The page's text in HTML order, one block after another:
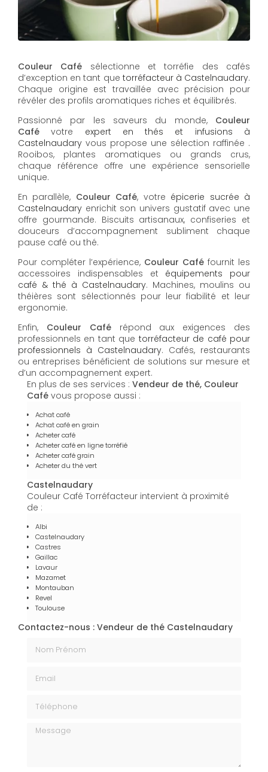
Couleur Café sélectionne et torréfie des cafés
d’exception en tant que torréfacteur à Castelnaudary.
Chaque origine est travaillée avec précision pour
révéler des profils aromatiques riches et équilibrés.
Passionné par les saveurs du monde, Couleur
Café votre expert en thés et infusions à
Castelnaudary vous propose une sélection raffinée .
Rooibos, plantes aromatiques ou grands crus,
chaque référence offre une expérience sensorielle
unique.
En parallèle, Couleur Café, votre épicerie sucrée à
Castelnaudary enrichit son univers gustatif avec une
offre gourmande. Biscuits artisanaux, confiseries et
douceurs d’accompagnement subliment chaque
pause café ou thé.
Pour compléter l’expérience, Couleur Café fournit les
accessoires indispensables et équipements pour
café & thé à Castelnaudary. Machines, moulins ou
théières sont sélectionnés pour leur fiabilité et leur
ergonomie.
Enfin, Couleur Caférépond aux exigences des
professionnels en tant que torréfacteur de café pour
professionnels à Castelnaudary. Cafés, restaurants
ou entreprises bénéficient de solutions sur mesure et
d’un accompagnement expert.
En plus de ses services : Vendeur de thé, Couleur
Café vous propose aussi :
Achat café
Achat café en grain
Acheter café
Acheter café en ligne torréfié
Acheter café grain
Acheter du thé vert
Castelnaudary
Couleur Café Torréfacteur intervient à proximité
de :
Albi
Castelnaudary
Castres
Gaillac
Lavaur
Mazamet
Montauban
Revel
Toulouse
Contactez-nous : Vendeur de thé Castelnaudary
Message